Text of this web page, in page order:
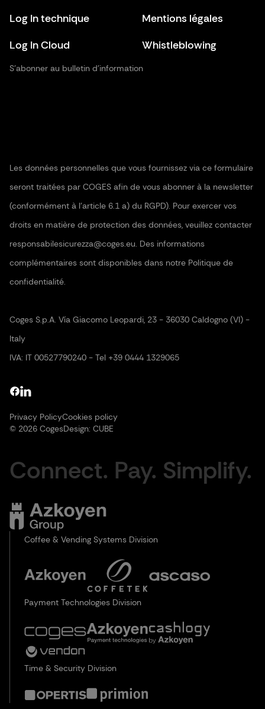
Log In technique
Log In Cloud
Mentions légales
Whistleblowing
S’abonner au bulletin d’information
Les données personnelles que vous fournissez via ce formulaire
seront traitées par COGES afin de vous abonner à la newsletter
(conformément à l'article 6.1 a) du RGPD). Pour exercer vos
droits en matière de protection des données, veuillez contacter
responsabilesicurezza@coges.eu. Des informations
complémentaires sont disponibles dans notre Politique de
confidentialité.
Coges S.p.A. Vía Giacomo Leopardi, 23 - 36030 Caldogno (VI) -
Italy
IVA: IT 00527790240 - Tel +39 0444 1329065
Privacy PolicyCookies policy
© 2026 CogesDesign: CUBE
Connect. Pay. Simplify.
Coffee & Vending Systems Division
Payment Technologies Division
Time & Security Division